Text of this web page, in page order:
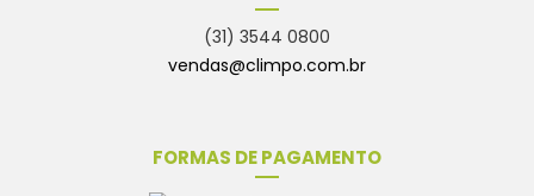
(31) 3544 0800
vendas@climpo.com.br
FORMAS DE PAGAMENTO